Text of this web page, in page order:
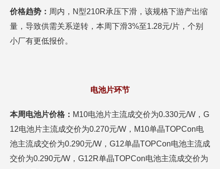
价格趋势： 周内，N型210R承压下滑，该规格下游产出缩
量，导致供需关系逆转，本周下滑3%至1.28元/片，个别
小厂有更低报价。
电池片环节
本周电池片价格： M10电池片主流成交价为0.330元/W，G
12电池片主流成交价为0.270元/W，M10单晶TOPCon电
池主流成交价为0.290元/W，G12单晶TOPCon电池主流成
交价为0.290元/W，G12R单晶TOPCon电池主流成交价为